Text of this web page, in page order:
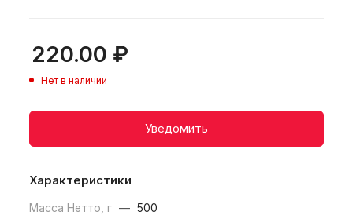
220.00 ₽
Нет в наличии
Уведомить
Характеристики
Масса Нетто, г — 500